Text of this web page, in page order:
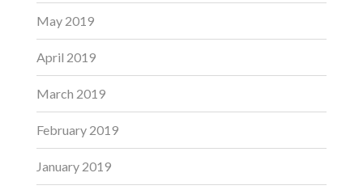
May 2019
April 2019
March 2019
February 2019
January 2019